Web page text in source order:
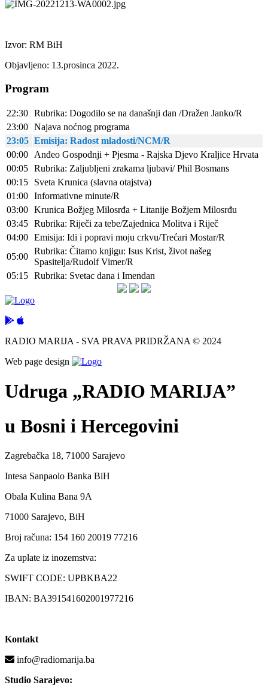
Izvor: RM BiH
Objavljeno: 13.prosinca 2022.
Program
22:30 Rubrika: Dogodilo se na današnji dan /Dražen Janko/R
23:00 Najava noćnog programa
23:05 Emisija: Radost mladosti/NCM/R
00:00
Anđeo Gospodnji + Pjesma - Rajska Djevo Kraljice Hrvata
00:05 Rubrika: Zaljubljeni zrakama ljubavi/ Phil Bosmans
00:15
Sveta Krunica (slavna otajstva)
01:00 Informativne minute/R
03:00 Krunica Božjeg Milosrđa + Litanije Božjem Milosrđu
03:45 Rubrika: Riječi za tebe/Zajednica Molitva i Riječ
04:00 Emisija: Idi i popravi moju crkvu/Trećari Mostar/R
05:00
Rubrika: Čitamo knjigu: Isus Krist, život našeg
Spasitelja/Rudolf Vimer/R
05:15 Rubrika: Svetac dana i Imendan
RADIO MARIJA - SVA PRAVA PRIDRŽANA © 2024
Web page design
Udruga „RADIO MARIJA”
u Bosni i Hercegovini
Zagrebačka 18, 71000 Sarajevo
Intesa Sanpaolo Banka BiH
Obala Kulina Bana 9A
71000 Sarajevo, BiH
Broj računa: 154 160 20019 77216
Za uplate iz inozemstva:
SWIFT CODE: UPBKBA22
IBAN: BA391541602001977216
Kontakt
info@radiomarija.ba
Studio Sarajevo: